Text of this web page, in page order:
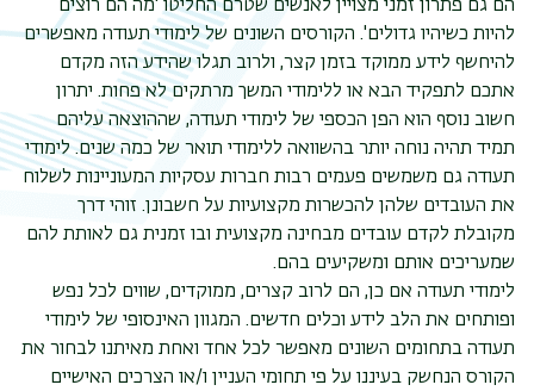
הם גם פתרון זמני מצויין לאנשים שטרם החליטו 'מה הם רוצים
להיות כשיהיו גדולים'. הקורסים השונים של לימודי תעודה מאפשרים
להיחשף לידע ממוקד בזמן קצר, ולרוב תגלו שהידע הזה מקדם
אתכם לתפקיד הבא או ללימודי המשך מרתקים לא פחות. יתרון
חשוב נוסף הוא הפן הכספי של לימודי תעודה, שההוצאה עליהם
תמיד תהיה נוחה יותר בהשוואה ללימודי תואר של כמה שנים. לימודי
תעודה גם משמשים פעמים רבות חברות עסקיות המעוניינות לשלוח
את העובדים שלהן להכשרות מקצועיות על חשבונן. זוהי דרך
מקובלת לקדם עובדים מבחינה מקצועית ובו זמנית גם לאותת להם
שמעריכים אותם ומשקיעים בהם.
לימודי תעודה אם כן, הם לרוב קצרים, ממוקדים, שווים לכל נפש
ופותחים את הלב לידע וכלים חדשים. המגוון האינסופי של לימודי
תעודה בתחומים השונים מאפשר לכל אחד ואחת מאיתנו לבחור את
הקורס הנחשק בעיננו על פי תחומי העניין ו/או הצרכים האישיים